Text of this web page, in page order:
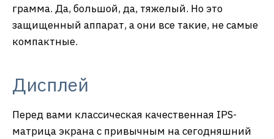
грамма. Да, большой, да, тяжелый. Но это
защищенный аппарат, а они все такие, не самые
компактные.
Дисплей
Перед вами классическая качественная IPS-
матрица экрана с привычным на сегодняшний